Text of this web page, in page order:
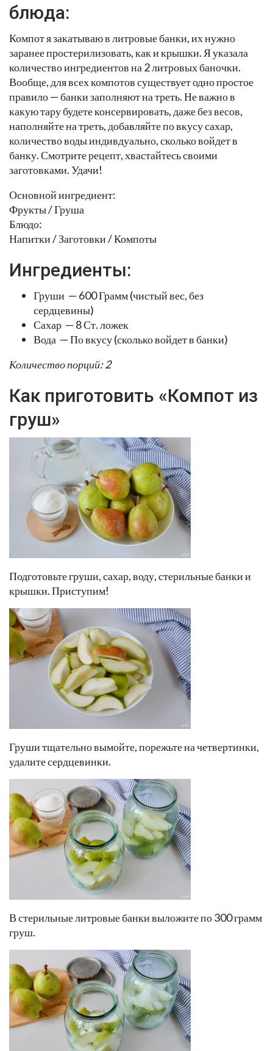
блюда:
Компот я закатываю в литровые банки, их нужно
заранее простерилизовать, как и крышки. Я указала
количество ингредиентов на 2 литровых баночки.
Вообще, для всех компотов существует одно простое
правило — банки заполняют на треть. Не важно в
какую тару будете консервировать, даже без весов,
наполняйте на треть, добавляйте по вкусу сахар,
количество воды индивдуально, сколько войдет в
банку. Смотрите рецепт, хвастайтесь своими
заготовками. Удачи!
Основной ингредиент:
Фрукты / Груша
Блюдо:
Напитки / Заготовки / Компоты
Ингредиенты:
Груши — 600 Грамм (чистый вес, без
сердцевины)
Сахар — 8 Ст. ложек
Вода — По вкусу (сколько войдет в банки)
Количество порций: 2
Как приготовить «Компот из
груш»
Подготовьте груши, сахар, воду, стерильные банки и
крышки. Приступим!
Груши тщательно вымойте, порежьте на четвертинки,
удалите сердцевинки.
В стерильные литровые банки выложите по 300 грамм
груш.